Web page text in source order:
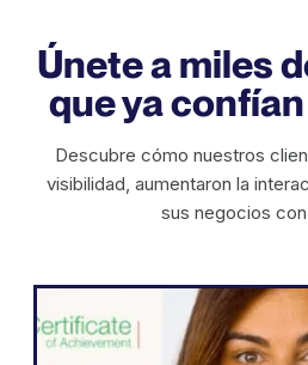
Únete a miles
que ya
Descubre cómo nuestros
visibilidad, aumentaron la
sus negocios